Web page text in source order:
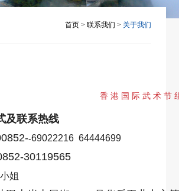
大枪拼刺
演讲与书画
首页 > 联系我们 > 关于我们
香 港 国 际 武 术 节
及联系热线
-69022216 64444699
30119565
姐